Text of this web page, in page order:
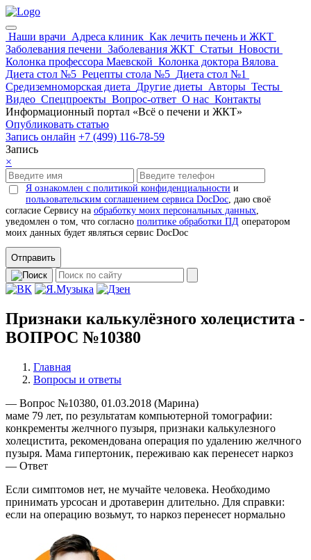
Наши врачи Адреса клиник Как лечить печень и ЖКТ
Заболевания печени Заболевания ЖКТ Статьи Новости
Колонка профессора Маевской Колонка доктора Вялова
Диета стол №5 Рецепты стола №5 Диета стол №1
Средиземноморская диета Другие диеты Авторы Тесты
Видео Спецпроекты Вопрос-ответ О нас Контакты
Информационный портал «Всё о печени и ЖКТ»
Опубликовать статью
Запись онлайн +7 (499) 116-78-59
Запись
×
Я ознакомлен с политикой конфиденциальности и
пользовательским соглашением сервиса DocDoc, даю своё
согласие Сервису на обработку моих персональных данных,
уведомлен о том, что согласно политике обработки ПД оператором
моих данных будет являться сервис DocDoc
Отправить
Признаки калькулёзного холецистита -
ВОПРОС №10380
Главная
Вопросы и ответы
— Вопрос №10380, 01.03.2018 (Марина)
маме 79 лет, по результатам компьютерной томографии:
конкременты желчного пузыря, признаки калькулезного
холецистита, рекомендована операция по удалению желчного
пузыря. Мама гипертоник, переживаю как перенесет наркоз
— Ответ
Если симптомов нет, не мучайте человека. Необходимо
принимать урсосан и дротаверин длительно. Для справки:
если на операцию возьмут, то наркоз перенесет нормально